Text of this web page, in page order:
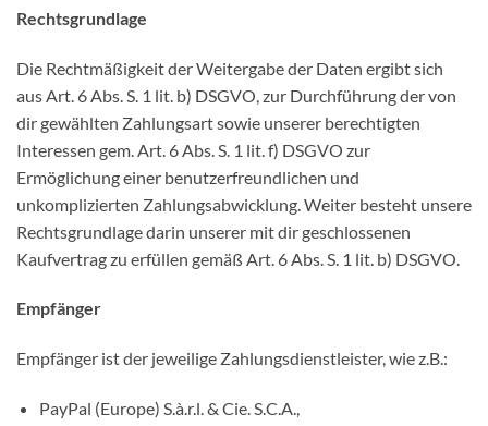
Rechtsgrundlage
Die Rechtmäßigkeit der Weitergabe der Daten ergibt sich
aus Art. 6 Abs. S. 1 lit. b) DSGVO, zur Durchführung der von
dir gewählten Zahlungsart sowie unserer berechtigten
Interessen gem. Art. 6 Abs. S. 1 lit. f) DSGVO zur
Ermöglichung einer benutzerfreundlichen und
unkomplizierten Zahlungsabwicklung. Weiter besteht unsere
Rechtsgrundlage darin unserer mit dir geschlossenen
Kaufvertrag zu erfüllen gemäß Art. 6 Abs. S. 1 lit. b) DSGVO.
Empfänger
Empfänger ist der jeweilige Zahlungsdienstleister, wie z.B.:
PayPal (Europe) S.à.r.l. & Cie. S.C.A.,